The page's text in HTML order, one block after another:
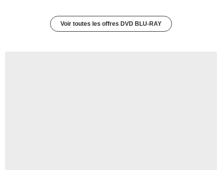
Voir toutes les offres DVD BLU-RAY